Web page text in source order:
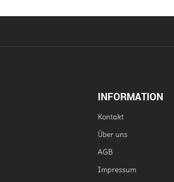
INFORMATION
Kontakt
Über uns
AGB
Impressum